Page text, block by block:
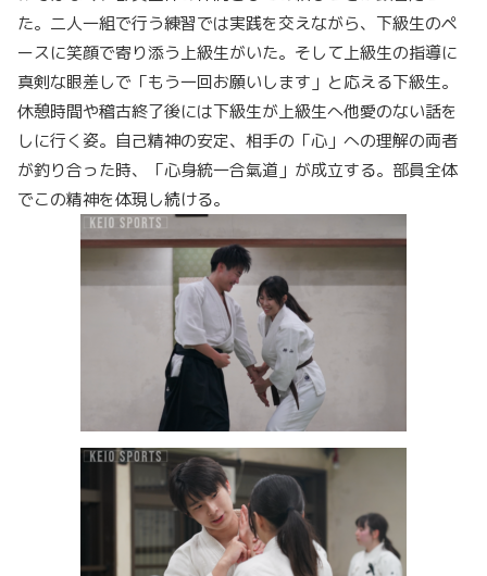
た。二人一組で行う練習では実践を交えながら、下級生のペ
ースに笑顔で寄り添う上級生がいた。そして上級生の指導に
真剣な眼差しで「もう一回お願いします」と応える下級生。
休憩時間や稽古終了後には下級生が上級生へ他愛のない話を
しに行く姿。自己精神の安定、相手の「心」への理解の両者
が釣り合った時、「心身統一合氣道」が成立する。部員全体
でこの精神を体現し続ける。